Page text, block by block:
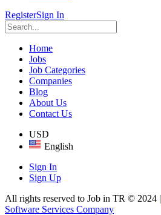
RegisterSign In
Home
Jobs
Job Categories
Companies
Blog
About Us
Contact Us
USD
English
Sign In
Sign Up
All rights reserved to Job in TR © 2024 |
Software Services Company